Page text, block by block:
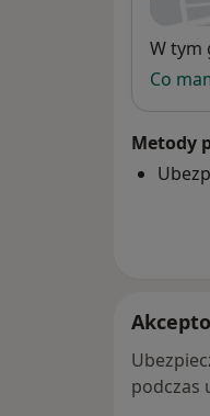
W tym
Co
Metody
podczas